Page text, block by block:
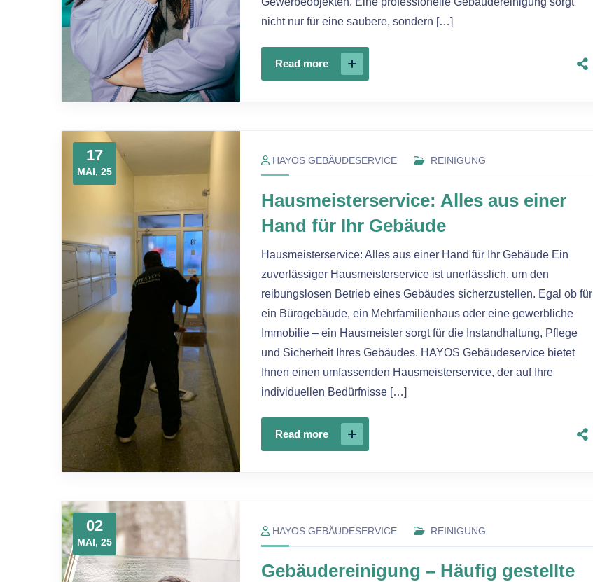
nicht nur für eine saubere, sondern […]
Read more
17
MAI, 25
HAYOS GEBÄUDESERVICE REINIGUNG
Hausmeisterservice: Alles aus einer
Hand für Ihr Gebäude
Hausmeisterservice: Alles aus einer Hand für Ihr Gebäude Ein
zuverlässiger Hausmeisterservice ist unerlässlich, um den
reibungslosen Betrieb eines Gebäudes sicherzustellen. Egal ob für
ein Bürogebäude, ein Mehrfamilienhaus oder eine gewerbliche
Immobilie – ein Hausmeister sorgt für die Instandhaltung, Pflege
und Sicherheit Ihres Gebäudes. HAYOS Gebäudeservice bietet
Ihnen einen umfassenden Hausmeisterservice, der auf Ihre
individuellen Bedürfnisse […]
Read more
02
MAI, 25
HAYOS GEBÄUDESERVICE REINIGUNG
Gebäudereinigung – Häufig gestellte